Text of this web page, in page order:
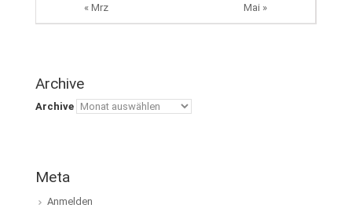
« Mrz Mai »
Archive
Archive
Meta
Anmelden